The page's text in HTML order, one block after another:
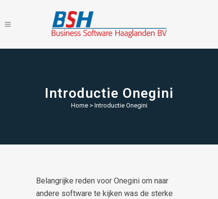
Introductie Onegini
Home> Introductie Onegini
Belangrijke reden voor Onegini om naar
andere software te kijken was de sterke